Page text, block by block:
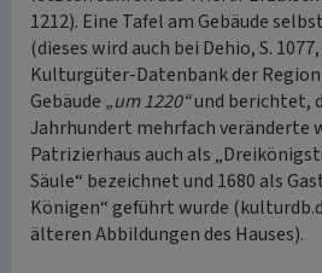
1212). Eine Tafel am Gebäude
(dieses wird auch bei Dehio, S.
Kulturgüter-Datenbank der
Gebäude „um 1220“und berichtet,
Jahrhundert mehrfach
Patrizierhaus auch als
Säule“ bezeichnet und 1680 als
Königen“ geführt wurde
älteren Abbildungen des Hauses).